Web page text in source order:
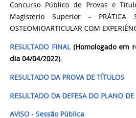
Concurso Público de Provas e
Magistério Superior - PRÁTICA
OSTEOMIOARTICULAR COM
RESULTADO FINAL(Homologado em
dia 04/04/2022).
RESULTADO DA PROVA DE TÍTULOS
RESULTADO DA DEFESA DO PLANO
AVISO - Sessão Pública